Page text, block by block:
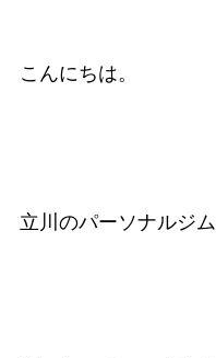
こんにちは。
立川のパーソナルジ